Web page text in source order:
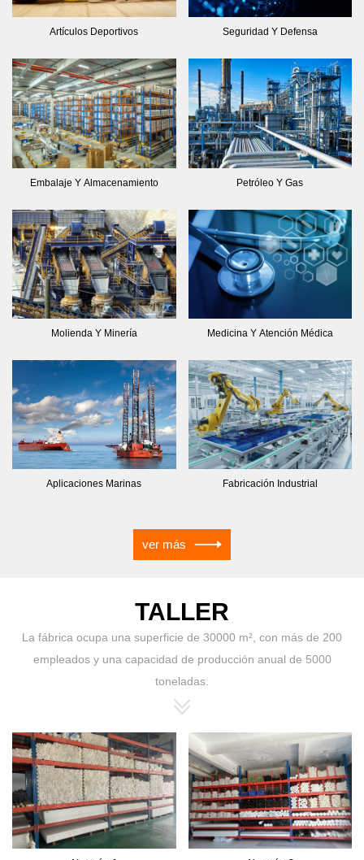
Artículos Deportivos Seguridad Y Defensa
Embalaje Y Almacenamiento Petróleo Y Gas
Molienda Y Minería Medicina Y Atención Médica
Aplicaciones Marinas Fabricación Industrial
ver más
TALLER
La fábrica ocupa una superficie de 30000 m², con más de 200
empleados y una capacidad de producción anual de 5000
toneladas.